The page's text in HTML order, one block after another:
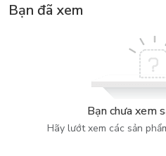
Bạn đã xem
Bạn chưa xem
Hãy lướt xem các sản